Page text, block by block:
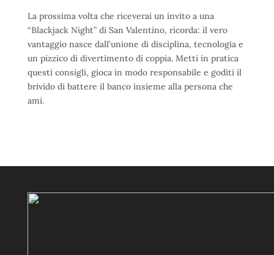
La prossima volta che riceverai un invito a una
“Blackjack Night” di San Valentino, ricorda: il vero
vantaggio nasce dall’unione di disciplina, tecnologia e
un pizzico di divertimento di coppia. Metti in pratica
questi consigli, gioca in modo responsabile e goditi il
brivido di battere il banco insieme alla persona che
ami.